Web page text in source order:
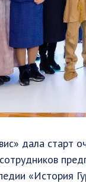
дала старт
«История